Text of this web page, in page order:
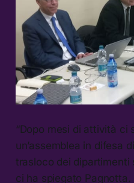
“Dopo mesi di attività ci
un’assemblea in difesa
trasloco dei dipartimenti
ci ha spiegato